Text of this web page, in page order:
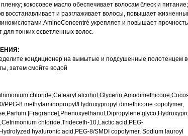
кокосовое масло обеспечивает волосам блеск и
восстанавливает и разглаживает волосы, повышает
AminoConcentré укрепляет и повышает
для тонких осветленных волос.
кондиционер на вымытые и подсушенные полотенцем
затем смойте водой
chloride,Cetearyl
PPG-8 methylaminopropyl/Hydroxypropyl dimethicone copolymer,
[Fragrance],Phenoxyethanol,Dipropylene
chloride,Trideceth-10,Lactic acid,PEG-
hyaluronic acid,PEG-8/SMDI copolymer, Sodium lauroyl